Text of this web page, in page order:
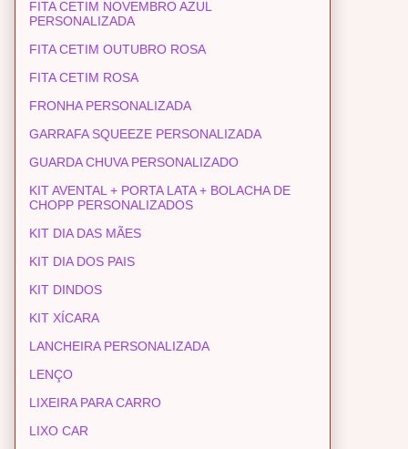
FITA CETIM NOVEMBRO AZUL
PERSONALIZADA
FITA CETIM OUTUBRO ROSA
FITA CETIM ROSA
FRONHA PERSONALIZADA
GARRAFA SQUEEZE PERSONALIZADA
GUARDA CHUVA PERSONALIZADO
KIT AVENTAL + PORTA LATA + BOLACHA DE
CHOPP PERSONALIZADOS
KIT DIA DAS MÃES
KIT DIA DOS PAIS
KIT DINDOS
KIT XÍCARA
LANCHEIRA PERSONALIZADA
LENÇO
LIXEIRA PARA CARRO
LIXO CAR